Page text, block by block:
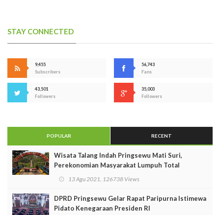
STAY CONNECTED
9,455
Subscribers
56,743
Fans
43,501
Followers
35,003
Followers
POPULAR RECENT
Wisata Talang Indah Pringsewu Mati Suri,
Perekonomian Masyarakat Lumpuh Total
13 Agu 2021, 126738 Views
DPRD Pringsewu Gelar Rapat Paripurna Istimewa
Pidato Kenegaraan Presiden RI